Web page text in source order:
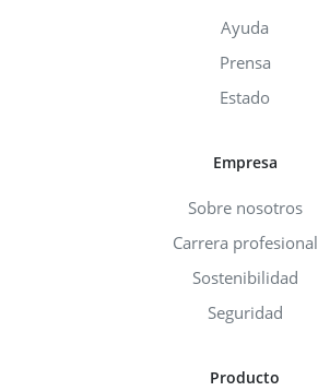
Ayuda
Prensa
Estado
Empresa
Sobre nosotros
Carrera profesional
Sostenibilidad
Seguridad
Producto